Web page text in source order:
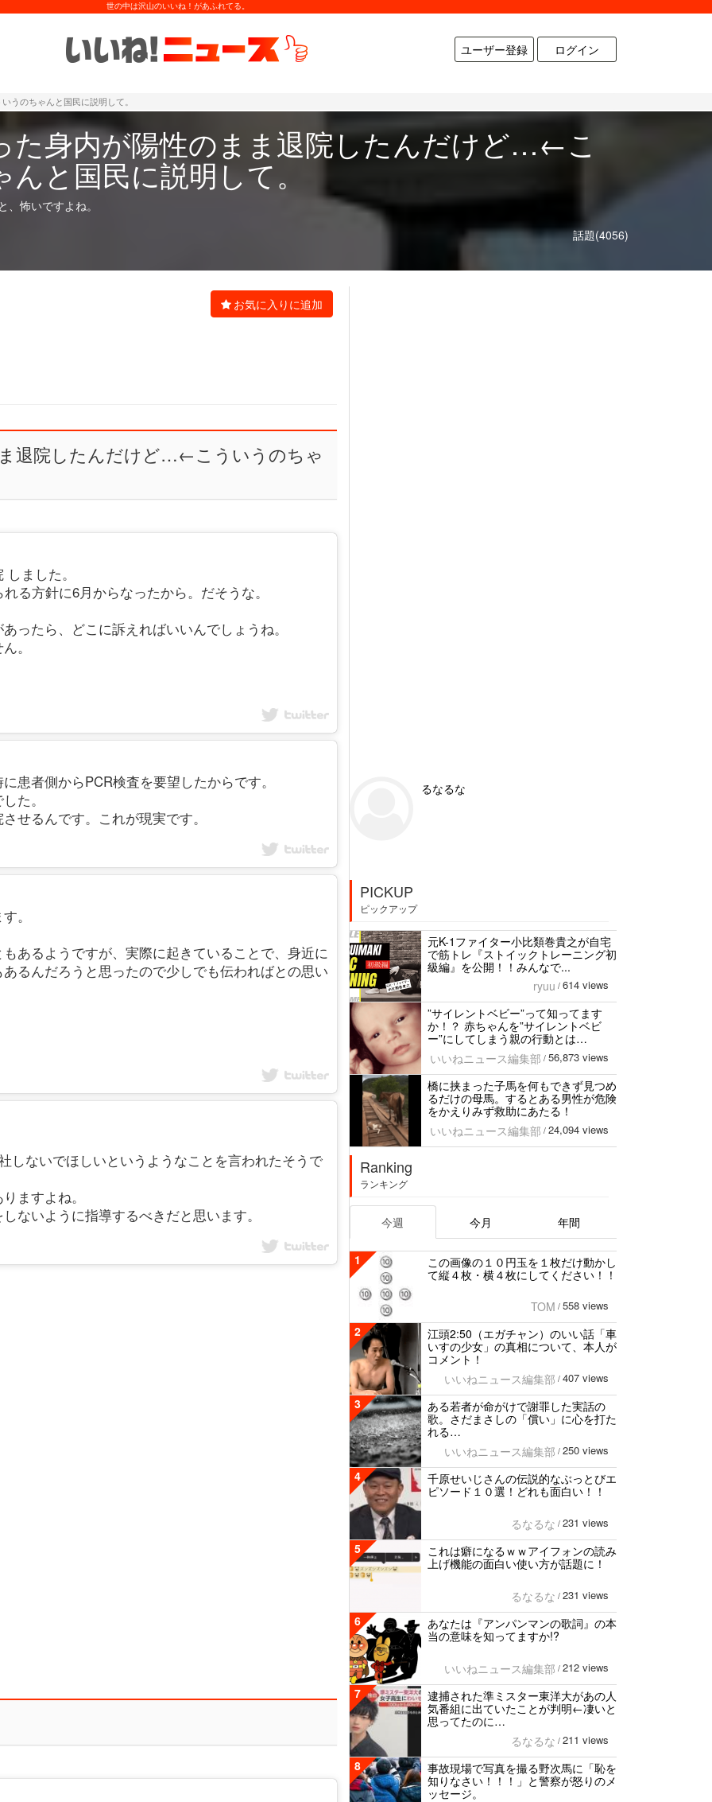
世の中は沢山のいいね！があふれてる。
ユーザー登録 ログイン
うのちゃんと国民に説明して。
た身内が陽性のまま退院したんだけど…←こ
と国民に説明して。
怖いですよね。
話題(4056)
お気に入りに追加
退院したんだけど…←こういうのちゃ
ました。
る方針に6月からなったから。だそうな。
ったら、どこに訴えればいいんでしょうね。
。
患者側からPCR検査を要望したからです。
た。
せるんです。これが現実です。
。
あるようですが、実際に起きていることで、身近に
るんだろうと思ったので少しでも伝わればとの思い
しないでほしいというようなことを言われたそうで
ますよね。
ないように指導するべきだと思います。
るなるな
PICKUP
ピックアップ
元K-1ファイター小比類巻貴之が自宅
で筋トレ『ストイックトレーニング初
級編』を公開！！みんなで...
ryuu / 614 views
”サイレントベビー”って知ってます
か！？ 赤ちゃんを”サイレントベビ
ー”にしてしまう親の行動とは…
いいねニュース編集部 / 56,873 views
橋に挟まった子馬を何もできず見つめ
るだけの母馬。するとある男性が危険
をかえりみず救助にあたる！
いいねニュース編集部 / 24,094 views
Ranking
ランキング
今週 今月 年間
1
この画像の１０円玉を１枚だけ動かし
て縦４枚・横４枚にしてください！！
TOM / 558 views
2
江頭2:50（エガチャン）のいい話「車
いすの少女」の真相について、本人が
コメント！
いいねニュース編集部 / 407 views
3
ある若者が命がけで謝罪した実話の
歌。さだまさしの「償い」に心を打た
れる…
いいねニュース編集部 / 250 views
4
千原せいじさんの伝説的なぶっとびエ
ピソード１０選！どれも面白い！！
るなるな / 231 views
5
これは癖になるｗｗアイフォンの読み
上げ機能の面白い使い方が話題に！
るなるな / 231 views
6
あなたは『アンパンマンの歌詞』の本
当の意味を知ってますか!?
いいねニュース編集部 / 212 views
7
逮捕された準ミスター東洋大があの人
気番組に出ていたことが判明←凄いと
思ってたのに…
るなるな / 211 views
8
事故現場で写真を撮る野次馬に「恥を
知りなさい！！！」と警察が怒りのメ
ッセージ。